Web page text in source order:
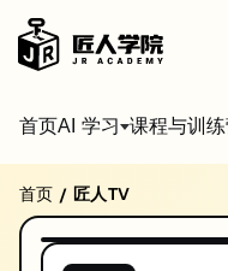
首页AI 学习 课程与训
【3分钟澳洲
【3分钟澳洲DevOps讲解】
首页 / 匠人TV